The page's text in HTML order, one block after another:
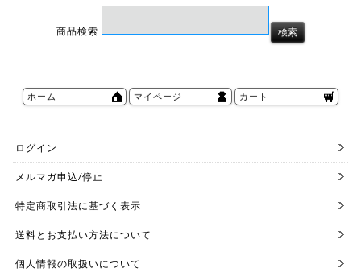
商品検索
ホーム マイページ カート
ログイン
メルマガ申込/停止
特定商取引法に基づく表示
送料とお支払い方法について
個人情報の取扱いについて